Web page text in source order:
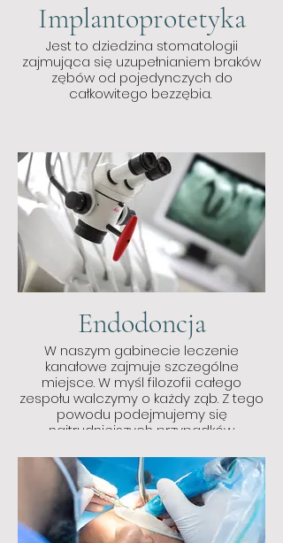
Implantoprotetyka
Jest to dziedzina stomatologii
zajmująca się uzupełnianiem braków
zębów od pojedynczych do
całkowitego bezzębia.
Endodoncja
W naszym gabinecie leczenie
kanałowe zajmuje szczególne
miejsce. W myśl filozofii całego
zespołu walczymy o każdy ząb. Z tego
powodu podejmujemy się
najtrudniejszych przypadków.